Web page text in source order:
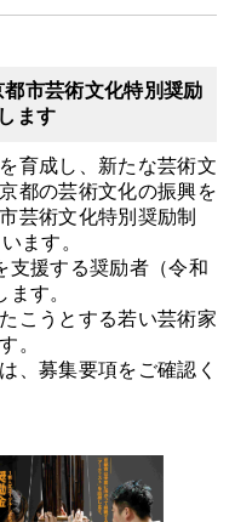
都市芸術文化特別奨励
ます
育成し、新たな芸術文
都の芸術文化の振興を
芸術文化特別奨励制
ます。
支援する奨励者（令和
す。
こうとする若い芸術家
。
、募集要項をご確認く